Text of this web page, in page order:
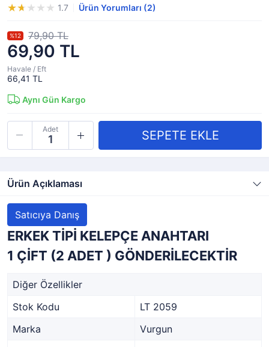
1.7 Ürün Yorumları (2)
69,90 TL
%12 79,90 TL
Havale / Eft
66,41 TL
Aynı Gün Kargo
Adet
Ürün Açıklaması
Satıcıya Danış
ERKEK TİPİ KELEPÇE ANAHTARI
1 ÇİFT (2 ADET ) GÖNDERİLECEKTİR
Diğer Özellikler
Stok Kodu
LT 2059
Marka
Vurgun